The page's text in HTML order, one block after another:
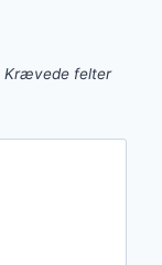
Krævede felter